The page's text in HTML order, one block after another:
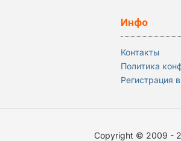
Инфо
Контакты
Политика
Регистрация
Copyright © 2009 -